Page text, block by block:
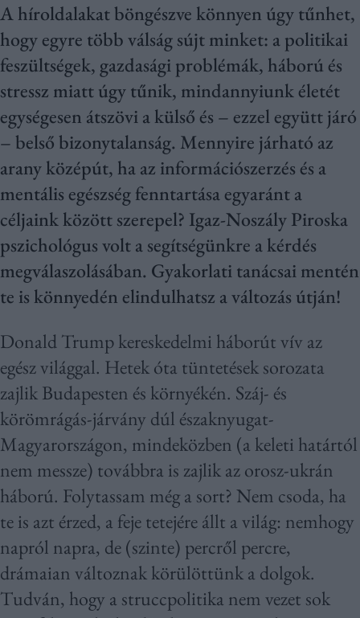
A híroldalakat böngészve könnyen úgy tűnhet,
hogy egyre több válság sújt minket: a politikai
feszültségek, gazdasági problémák, háború és
stressz miatt úgy tűnik, mindannyiunk életét
egységesen átszövi a külső és – ezzel együtt járó
– belső bizonytalanság. Mennyire járható az
arany középút, ha az információszerzés és a
mentális egészség fenntartása egyaránt a
céljaink között szerepel? Igaz-Noszály Piroska
pszichológus volt a segítségünkre a kérdés
megválaszolásában. Gyakorlati tanácsai mentén
te is könnyedén elindulhatsz a változás útján!
Donald Trump kereskedelmi háborút vív az
egész világgal. Hetek óta tüntetések sorozata
zajlik Budapesten és környékén. Száj- és
körömrágás-járvány dúl északnyugat-
Magyarországon, mindeközben (a keleti határtól
nem messze) továbbra is zajlik az orosz-ukrán
háború. Folytassam még a sort? Nem csoda, ha
te is azt érzed, a feje tetejére állt a világ: nemhogy
napról napra, de (szinte) percről percre,
drámaian változnak körülöttünk a dolgok.
Tudván, hogy a struccpolitika nem vezet sok